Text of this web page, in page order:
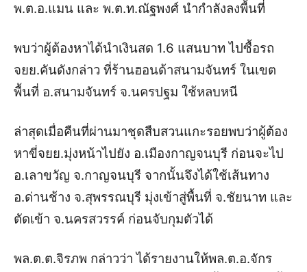
พ.ต.อ.แมน และ พ.ต.ท.ณัฐพงศ์ นำกำลังลงพื้นที่
พบว่าผู้ต้องหาได้นำเงินสด 1.6 แสนบาท ไปซื้อรถ
จยย.คันดังกล่าว ที่ร้านฮอนด้าสนามจันทร์ ในเขต
พื้นที่ อ.สนามจันทร์ จ.นครปฐม ใช้หลบหนี
ล่าสุดเมื่อคืนที่ผ่านมาชุดสืบสวนแกะรอยพบว่าผู้ต้อง
หาขี่จยย.มุ่งหน้าไปยัง อ.เมืองกาญจนบุรี ก่อนจะไป
อ.เลาขวัญ จ.กาญจนบุรี จากนั้นจึงได้ใช้เส้นทาง
อ.ด่านช้าง จ.สุพรรณบุรี มุ่งเข้าสู่พื้นที่ จ.ชัยนาท และ
ตัดเข้า จ.นครสวรรค์ ก่อนจับกุมตัวได้
พล.ต.ต.จิรภพ กล่าวว่า ได้รายงานให้พล.ต.อ.จักร